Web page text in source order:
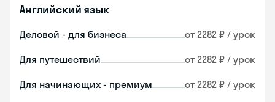
Английский язык
Деловой - для бизнеса от 2282 ₽ / урок
Для путешествий от 2282 ₽ / урок
Для начинающих - премиум от 2282 ₽ / урок